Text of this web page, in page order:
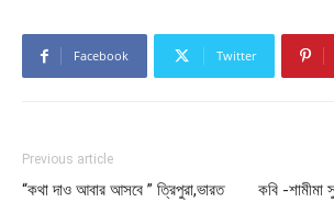
Facebook Twitter
Previous article
“কথা দাও আবার আসবে ” ত্রিপুরা,ভারত
কবি -শামীমা